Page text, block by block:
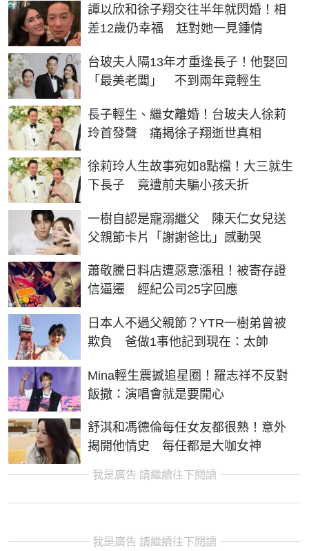
譚以欣和徐子翔交往半年就閃婚！相
差12歲仍幸福 尪對她一見鍾情
台玻夫人隔13年才重逢長子！他娶回
「最美老闆」 不到兩年竟輕生
長子輕生、繼女離婚！台玻夫人徐莉
玲首發聲 痛揭徐子翔逝世真相
徐莉玲人生故事宛如8點檔！大三就生
下長子 竟遭前夫騙小孩夭折
一樹自認是寵溺繼父 陳天仁女兒送
父親節卡片「謝謝爸比」感動哭
蕭敬騰日料店遭惡意漲租！被寄存證
信逼遷 經紀公司25字回應
日本人不過父親節？YTR一樹弟曾被
欺負 爸做1事他記到現在：太帥
Mina輕生震撼追星圈！羅志祥不反對
飯撒：演唱會就是要開心
舒淇和馮德倫每任女友都很熟！意外
揭開他情史 每任都是大咖女神
我是廣告 請繼續往下閱讀
我是廣告 請繼續往下閱讀